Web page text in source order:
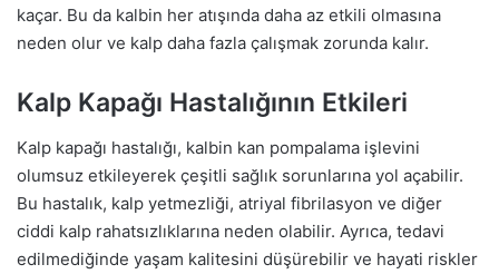
kaçar. Bu da kalbin her atışında daha az etkili olmasına
neden olur ve kalp daha fazla çalışmak zorunda kalır.
Kalp Kapağı Hastalığının Etkileri
Kalp kapağı hastalığı, kalbin kan pompalama işlevini
olumsuz etkileyerek çeşitli sağlık sorunlarına yol açabilir.
Bu hastalık, kalp yetmezliği, atriyal fibrilasyon ve diğer
ciddi kalp rahatsızlıklarına neden olabilir. Ayrıca, tedavi
edilmediğinde yaşam kalitesini düşürebilir ve hayati riskler